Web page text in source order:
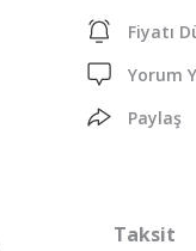
Fiyatı
Yorum
Paylaş
Taksit